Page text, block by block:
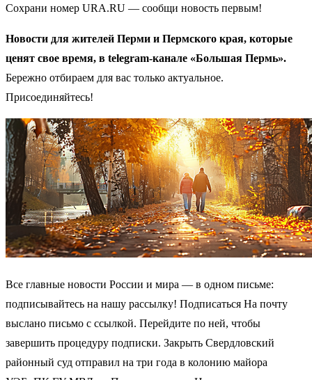
Сохрани номер URA.RU — сообщи новость первым!
Новости для жителей Перми и Пермского края, которые
ценят свое время, в telegram-канале «Большая Пермь».
Бережно отбираем для вас только актуальное.
Присоединяйтесь!
Все главные новости России и мира — в одном письме:
подписывайтесь на нашу рассылку! Подписаться На почту
выслано письмо с ссылкой. Перейдите по ней, чтобы
завершить процедуру подписки. Закрыть Свердловский
районный суд отправил на три года в колонию майора